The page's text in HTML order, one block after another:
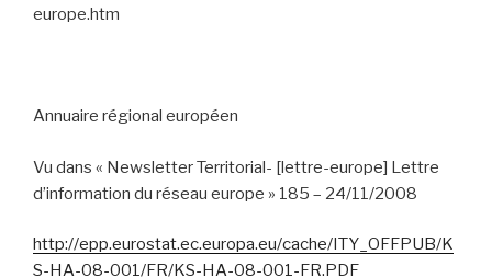
europe.htm
Annuaire régional européen
Vu dans « Newsletter Territorial- [lettre-europe] Lettre
d’information du réseau europe » 185 – 24/11/2008
http://epp.eurostat.ec.europa.eu/cache/ITY_OFFPUB/K
S-HA-08-001/FR/KS-HA-08-001-FR.PDF